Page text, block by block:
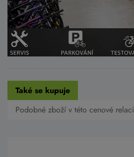
Také se kupuje
Podobné zboží v této cenové relaci